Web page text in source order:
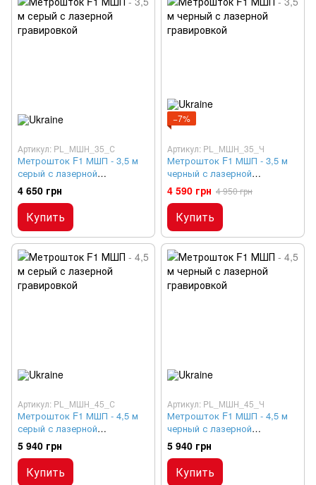
Артикул: PL_МШН_35_С
Метрошток F1 МШП - 3,5 м
серый с лазерной
гравировкой
4 650 грн
Купить
−7%
Артикул: PL_МШН_35_Ч
Метрошток F1 МШП - 3,5 м
черный с лазерной
гравировкой
4 590 грн 4 950 грн
Купить
Артикул: PL_МШН_45_С
Метрошток F1 МШП - 4,5 м
серый с лазерной
гравировкой
5 940 грн
Купить
Артикул: PL_МШН_45_Ч
Метрошток F1 МШП - 4,5 м
черный с лазерной
гравировкой
5 940 грн
Купить